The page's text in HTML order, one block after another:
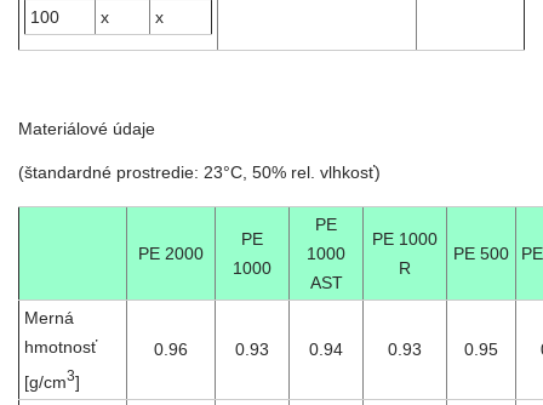
100
x x
Materiálové údaje
(štandardné prostredie: 23°C, 50% rel. vlhkosť)
PE 2000
PE
1000
PE
1000
AST
PE 1000
R
PE 500
Merná
hmotnosť
[g/cm3]
0.96 0.93 0.94 0.93 0.95